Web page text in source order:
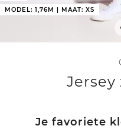
MODEL: 1,76M | MAAT: XS
Je favoriete